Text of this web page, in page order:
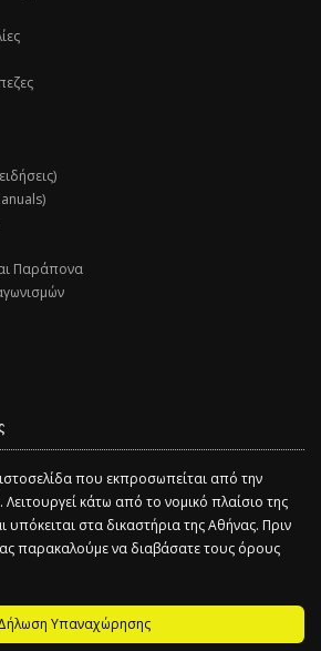
Παράπονα
ιστοσελίδα που εκπροσωπείται από την
. Λειτουργεί κάτω από το νομικό πλαίσιο της
υπόκειται στα δικαστήρια της Αθήνας. Πριν
παρακαλούμε να διαβάσατε τους όρους
Υπαναχώρησης